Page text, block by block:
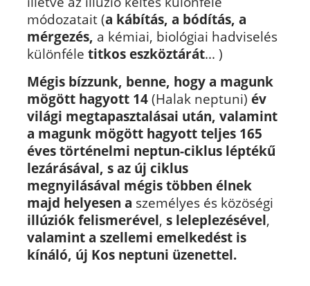
módozatait (a kábítás, a bódítás, a
mérgezés, a kémiai, biológiai hadviselés
különféle titkos eszköztárát... )
Mégis bízzunk, benne, hogy a magunk
mögött hagyott 14(Halak neptuni) év
világi megtapasztalásai után, valamint
a magunk mögött hagyott teljes 165
éves történelmi neptun-ciklus léptékű
lezárásával, s az új ciklus
megnyilásával mégis többen élnek
majd helyesen a személyes és közöségi
illúziók felismerével, s leleplezésével,
valamint a szellemi emelkedést is
kínáló, új Kos neptuni üzenettel.